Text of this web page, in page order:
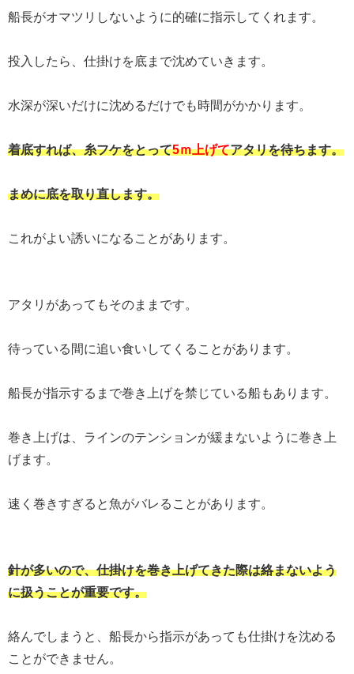
船長がオマツリしないように的確に指示してくれます。
投入したら、仕掛けを底まで沈めていきます。
水深が深いだけに沈めるだけでも時間がかかります。
着底すれば、糸フケをとって5ｍ上げてアタリを待ちます。
まめに底を取り直します。
これがよい誘いになることがあります。
アタリがあってもそのままです。
待っている間に追い食いしてくることがあります。
船長が指示するまで巻き上げを禁じている船もあります。
巻き上げは、ラインのテンションが緩まないように巻き上
げます。
速く巻きすぎると魚がバレることがあります。
針が多いので、仕掛けを巻き上げてきた際は絡まないよう
に扱うことが重要です。
絡んでしまうと、船長から指示があっても仕掛けを沈める
ことができません。